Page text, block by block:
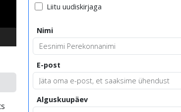
Liitu uudiskirjaga
Nimi
E-post
Alguskuupäev